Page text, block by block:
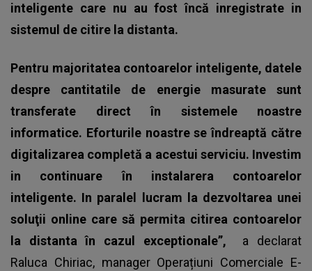
inteligente care nu au fost încă inregistrate in
sistemul de citire la distanta.
Pentru majoritatea contoarelor inteligente, datele
despre cantitatile de energie masurate sunt
transferate direct în sistemele noastre
informatice. Eforturile noastre se îndreaptă către
digitalizarea completă a acestui serviciu. Investim
in continuare în instalarera contoarelor
inteligente. In paralel lucram la dezvoltarea unei
soluţii online care să permita citirea contoarelor
la distanta în cazul exceptionale”,
a declarat
Raluca Chiriac, manager Operațiuni Comerciale E-